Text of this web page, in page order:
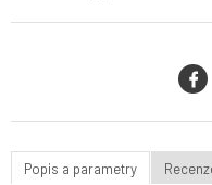
Popis a parametry